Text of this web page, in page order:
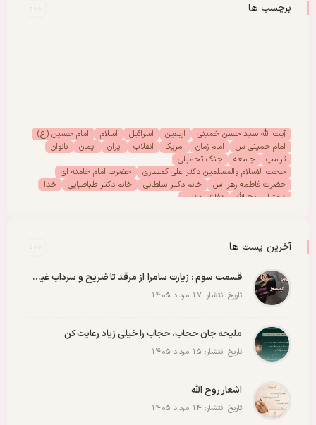
برچسب ها
آیت الله سید حسن خمینی اربعین اسرائیل اسلام
امام حسین (ع)
امام خمینی س
امام زمان امریکا انقلاب ایران ایمان
بانوان
ترامپ
جامعه
جنگ تحمیلی
حجت الاسلام والمسلمین دکتر علی کمساری
حضرت امام خامنه ای
حضرت فاطمه زهرا س
خانم دکتر سلطانی خانم دکتر طباطبایی
خدا
دختران روح الله
دفاع مقدس
مادران شهدا
مجمع دختران روح اللهآخرین پست ها
قسمت سوم : زیارت سامرا از مرقد تا ضریح و سرداب غیبت امام زمان عجل الله رو با عشق ببینید
تاریخ انتشار: 17 مرداد 1405
ملیحه جان حجاب، حجاب را خیلی زیاد رعایت کن
تاریخ انتشار: 15 مرداد 1405
اشعار روح الله
تاریخ انتشار: 14 مرداد 1405